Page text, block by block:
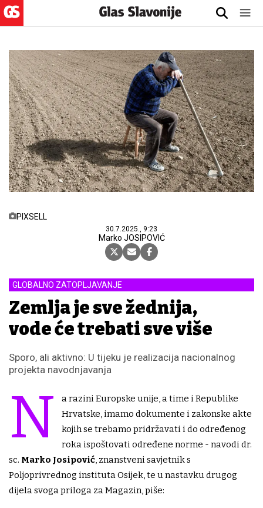
PIXSELL
30.7.2025., 9:23
Marko JOSIPOVIĆ
GLOBALNO ZATOPLJAVANJE
Zemlja je sve žednija,
vode će trebati sve više
Sporo, ali aktivno: U tijeku je realizacija nacionalnog
projekta navodnjavanja
N
a razini Europske unije, a time i Republike
Hrvatske, imamo dokumente i zakonske akte
kojih se trebamo pridržavati i do određenog
roka ispoštovati određene norme - navodi dr.
sc. Marko Josipović, znanstveni savjetnik s
Poljoprivrednog instituta Osijek, te u nastavku drugog
dijela svoga priloga za Magazin, piše: